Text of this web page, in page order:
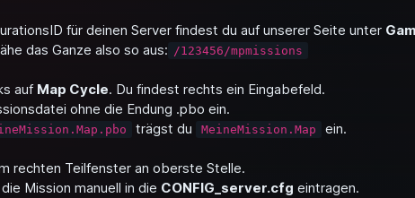
für deinen Server findest du auf unserer Seite unter
das Ganze also so aus: /123456/mpmissions
auf Map Cycle. Du findest rechts ein Eingabefeld.
ohne die Endung .pbo ein.
trägst du MeineMission.Map
ein.
rechten Teilfenster an oberste Stelle.
Mission manuell in die CONFIG_server.cfg eintragen.